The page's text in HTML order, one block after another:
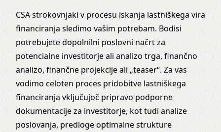
CSA strokovnjaki v procesu iskanja lastniškega vira
financiranja sledimo vašim potrebam. Bodisi
potrebujete dopolnilni poslovni načrt za
potencialne investitorje ali analizo trga, finančno
analizo, finančne projekcije ali „teaser“. Za vas
vodimo celoten proces pridobitve lastniškega
financiranja vključujoč pripravo podporne
dokumentacije za investitorje, kot tudi analize
poslovanja, predloge optimalne strukture